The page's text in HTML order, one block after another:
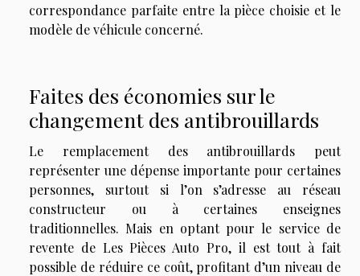
correspondance parfaite entre la pièce choisie et le
modèle de véhicule concerné.
Faites des économies sur le
changement des antibrouillards
Le remplacement des antibrouillards peut
représenter une dépense importante pour certaines
personnes, surtout si l’on s’adresse au réseau
constructeur ou à certaines enseignes
traditionnelles. Mais en optant pour le service de
revente de Les Pièces Auto Pro, il est tout à fait
possible de réduire ce coût, profitant d’un niveau de